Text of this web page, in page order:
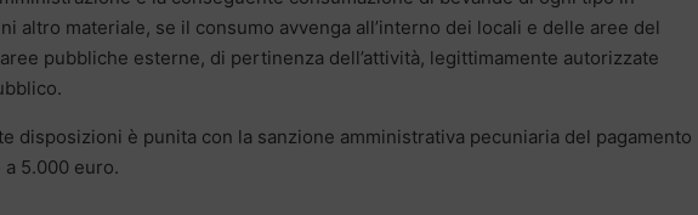
altro materiale, se il consumo avvenga all’interno dei locali e delle aree del
pubbliche esterne, di pertinenza dell’attività, legittimamente autorizzate
disposizioni è punita con la sanzione amministrativa pecuniaria del pagamento
5.000 euro.